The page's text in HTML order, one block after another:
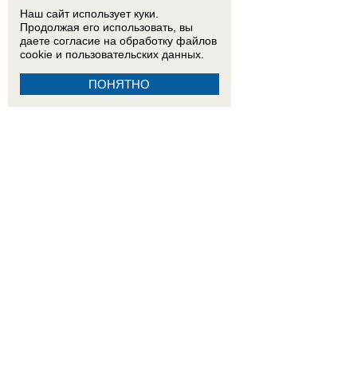
Наш сайт использует куки.
Продолжая его использовать, вы
даете согласие на обработку файлов
cookie и пользовательских данных.
ПОНЯТНО